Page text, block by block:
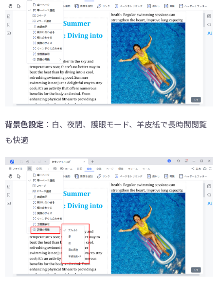
背景色設定 ：白、夜間、護眼モード、羊皮紙で長時間閲覧
も快適